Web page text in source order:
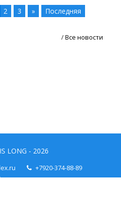
2 3 » Последняя
/Все новости
LONG - 2026
+7920-374-88-89
свзяь